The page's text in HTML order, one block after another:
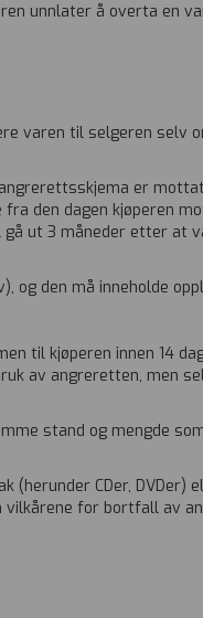
unnlater å overta en
varen til selgeren selv
er
fra den dagen kjøperen
ut 3 måneder etter at
den må inneholde
til kjøperen innen 14
av angreretten, men
stand og mengde
(herunder CDer, DVDer)
for bortfall av